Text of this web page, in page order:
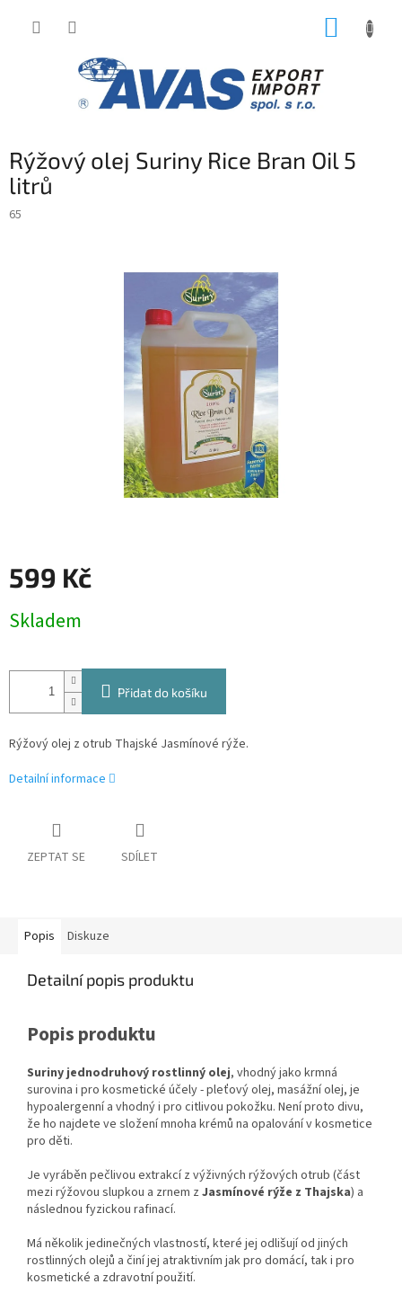
Rýžový olej Suriny Rice Bran Oil 5
litrů
65
599 Kč
cena:
Skladem
Přidat do košíku
Rýžový olej z otrub Thajské Jasmínové rýže.
Detailní informace
ZEPTAT SE SDÍLET
Popis Diskuze
Detailní popis produktu
Popis produktu
Suriny jednodruhový rostlinný olej, vhodný jako krmná
surovina i pro kosmetické účely - pleťový olej, masážní olej, je
hypoalergenní a vhodný i pro citlivou pokožku. Není proto divu,
že ho najdete ve složení mnoha krémů na opalování v kosmetice
pro děti.
Je vyráběn pečlivou extrakcí z výživných rýžových otrub (část
mezi rýžovou slupkou a zrnem z Jasmínové rýže z Thajska) a
následnou fyzickou rafinací.
Má několik jedinečných vlastností, které jej odlišují od jiných
rostlinných olejů a činí jej atraktivním jak pro domácí, tak i pro
kosmetické a zdravotní použití.